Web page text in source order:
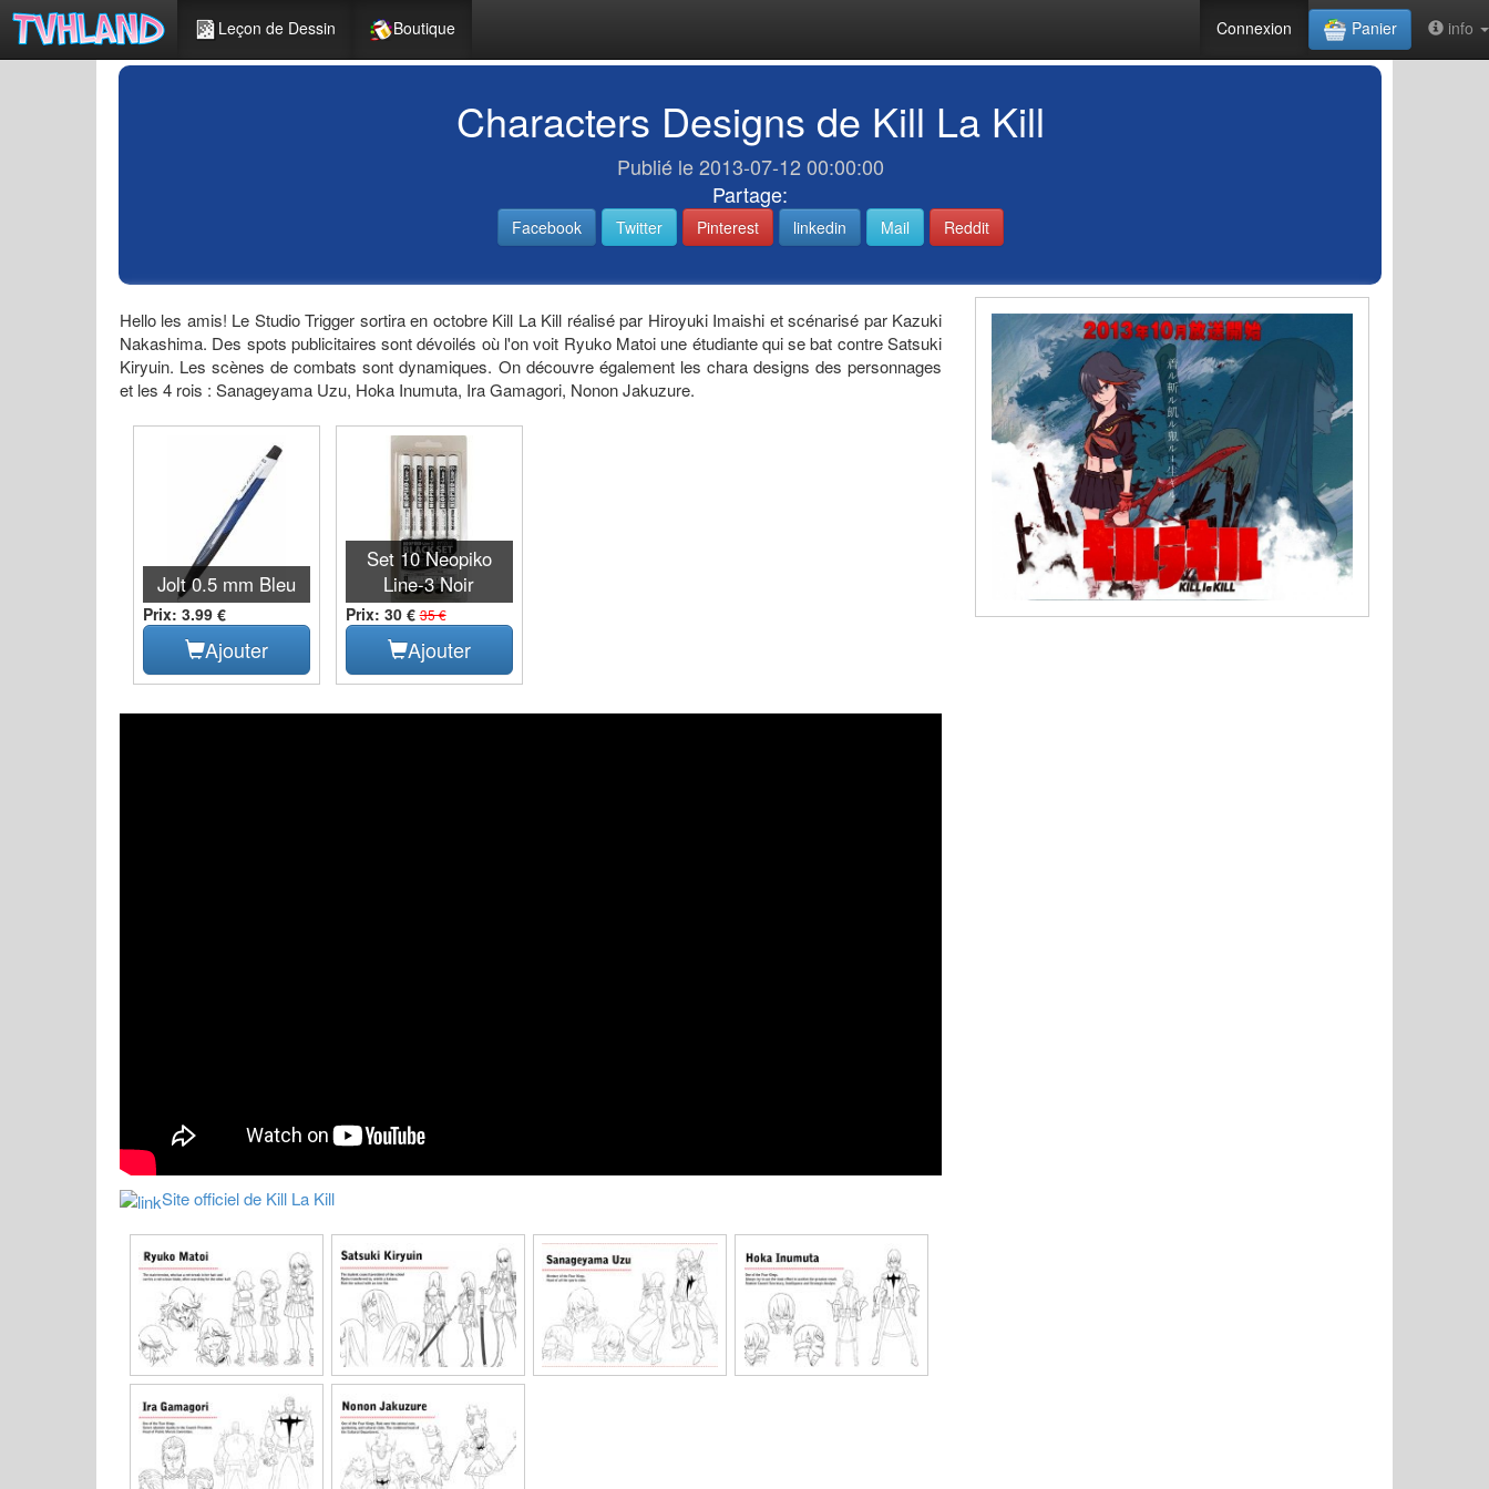
Leçon de Dessin Boutique Connexion Panier info
Characters Designs de Kill La Kill
Publié le 2013-07-12 00:00:00
Partage:
Facebook Twitter Pinterest linkedin Mail Reddit
Hello les amis! Le Studio Trigger sortira en octobre Kill La Kill réalisé par Hiroyuki Imaishi et scénarisé par Kazuki
Nakashima. Des spots publicitaires sont dévoilés où l'on voit Ryuko Matoi une étudiante qui se bat contre Satsuki
Kiryuin. Les scènes de combats sont dynamiques. On découvre également les chara designs des personnages
et les 4 rois : Sanageyama Uzu, Hoka Inumuta, Ira Gamagori, Nonon Jakuzure.
Jolt 0.5 mm Bleu
Prix: 3.99 €
Ajouter
Set 10 Neopiko
Line-3 Noir
Prix: 30 € 35 €
Ajouter
Site officiel de Kill La Kill